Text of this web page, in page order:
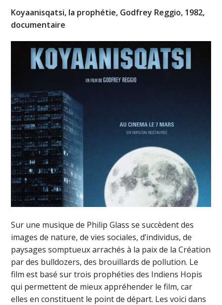
Koyaanisqatsi, la prophétie, Godfrey Reggio, 1982,
documentaire
Sur une musique de Philip Glass se succèdent des
images de nature, de vies sociales, d’individus, de
paysages somptueux arrachés à la paix de la Création
par des bulldozers, des brouillards de pollution. Le
film est basé sur trois prophéties des Indiens Hopis
qui permettent de mieux appréhender le film, car
elles en constituent le point de départ. Les voici dans